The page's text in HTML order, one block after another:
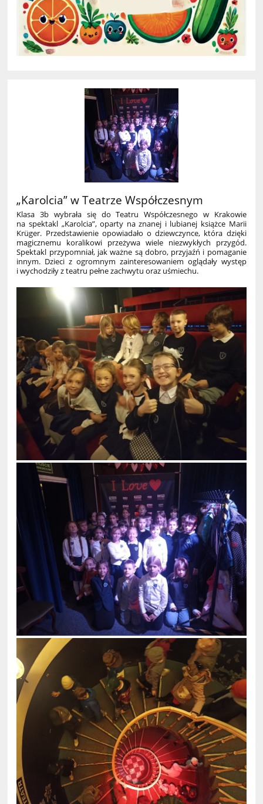
„Karolcia” w Teatrze Współczesnym
Klasa 3b wybrała się do Teatru Współczesnego w Krakowie
na spektakl „Karolcia”, oparty na znanej i lubianej książce Marii
Krüger. Przedstawienie opowiadało o dziewczynce, która dzięki
magicznemu koralikowi przeżywa wiele niezwykłych przygód.
Spektakl przypomniał, jak ważne są dobro, przyjaźń i pomaganie
innym. Dzieci z ogromnym zainteresowaniem oglądały występ
i wychodziły z teatru pełne zachwytu oraz uśmiechu.